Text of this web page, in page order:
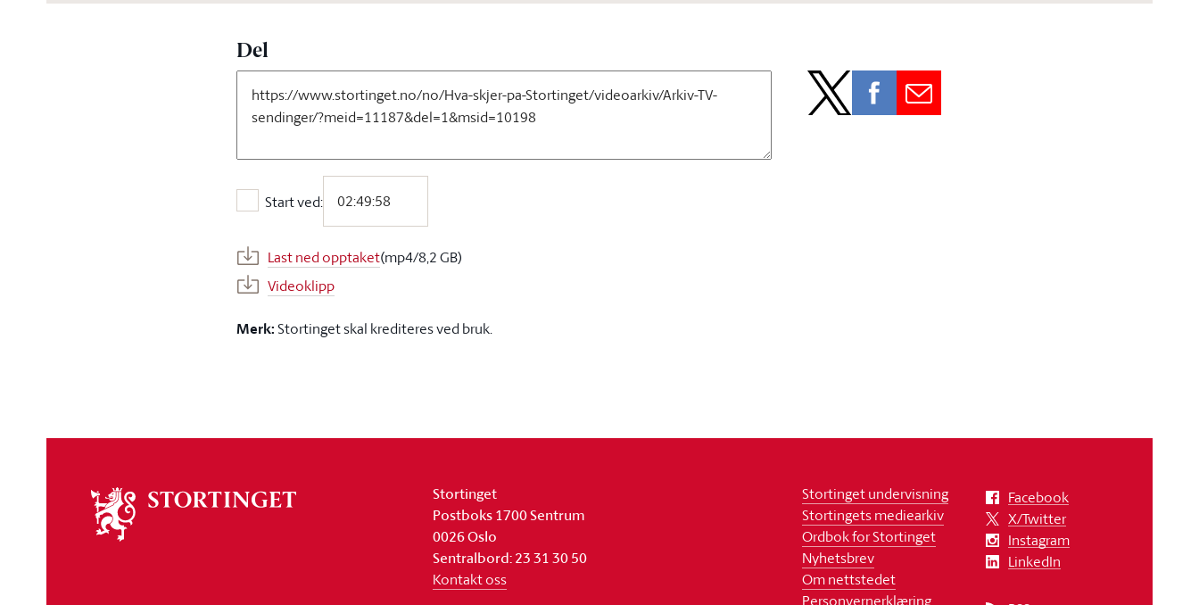
Del
Start ved:
Start ved:
Last ned opptaket(mp4/8,2 GB)
Videoklipp
Merk:Stortinget skal krediteres ved bruk.
stortinget
Stortinget
Postboks 1700 Sentrum
0026 Oslo
Sentralbord: 23 31 30 50
Kontakt oss
Stortinget undervisning
Stortingets mediearkiv
Ordbok for Stortinget
Nyhetsbrev
Om nettstedet
Personvernerklæring
Facebook
X/Twitter
Instagram
LinkedIn